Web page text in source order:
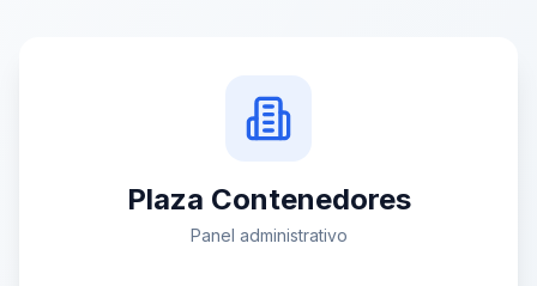
Plaza Contenedores
Panel administrativo